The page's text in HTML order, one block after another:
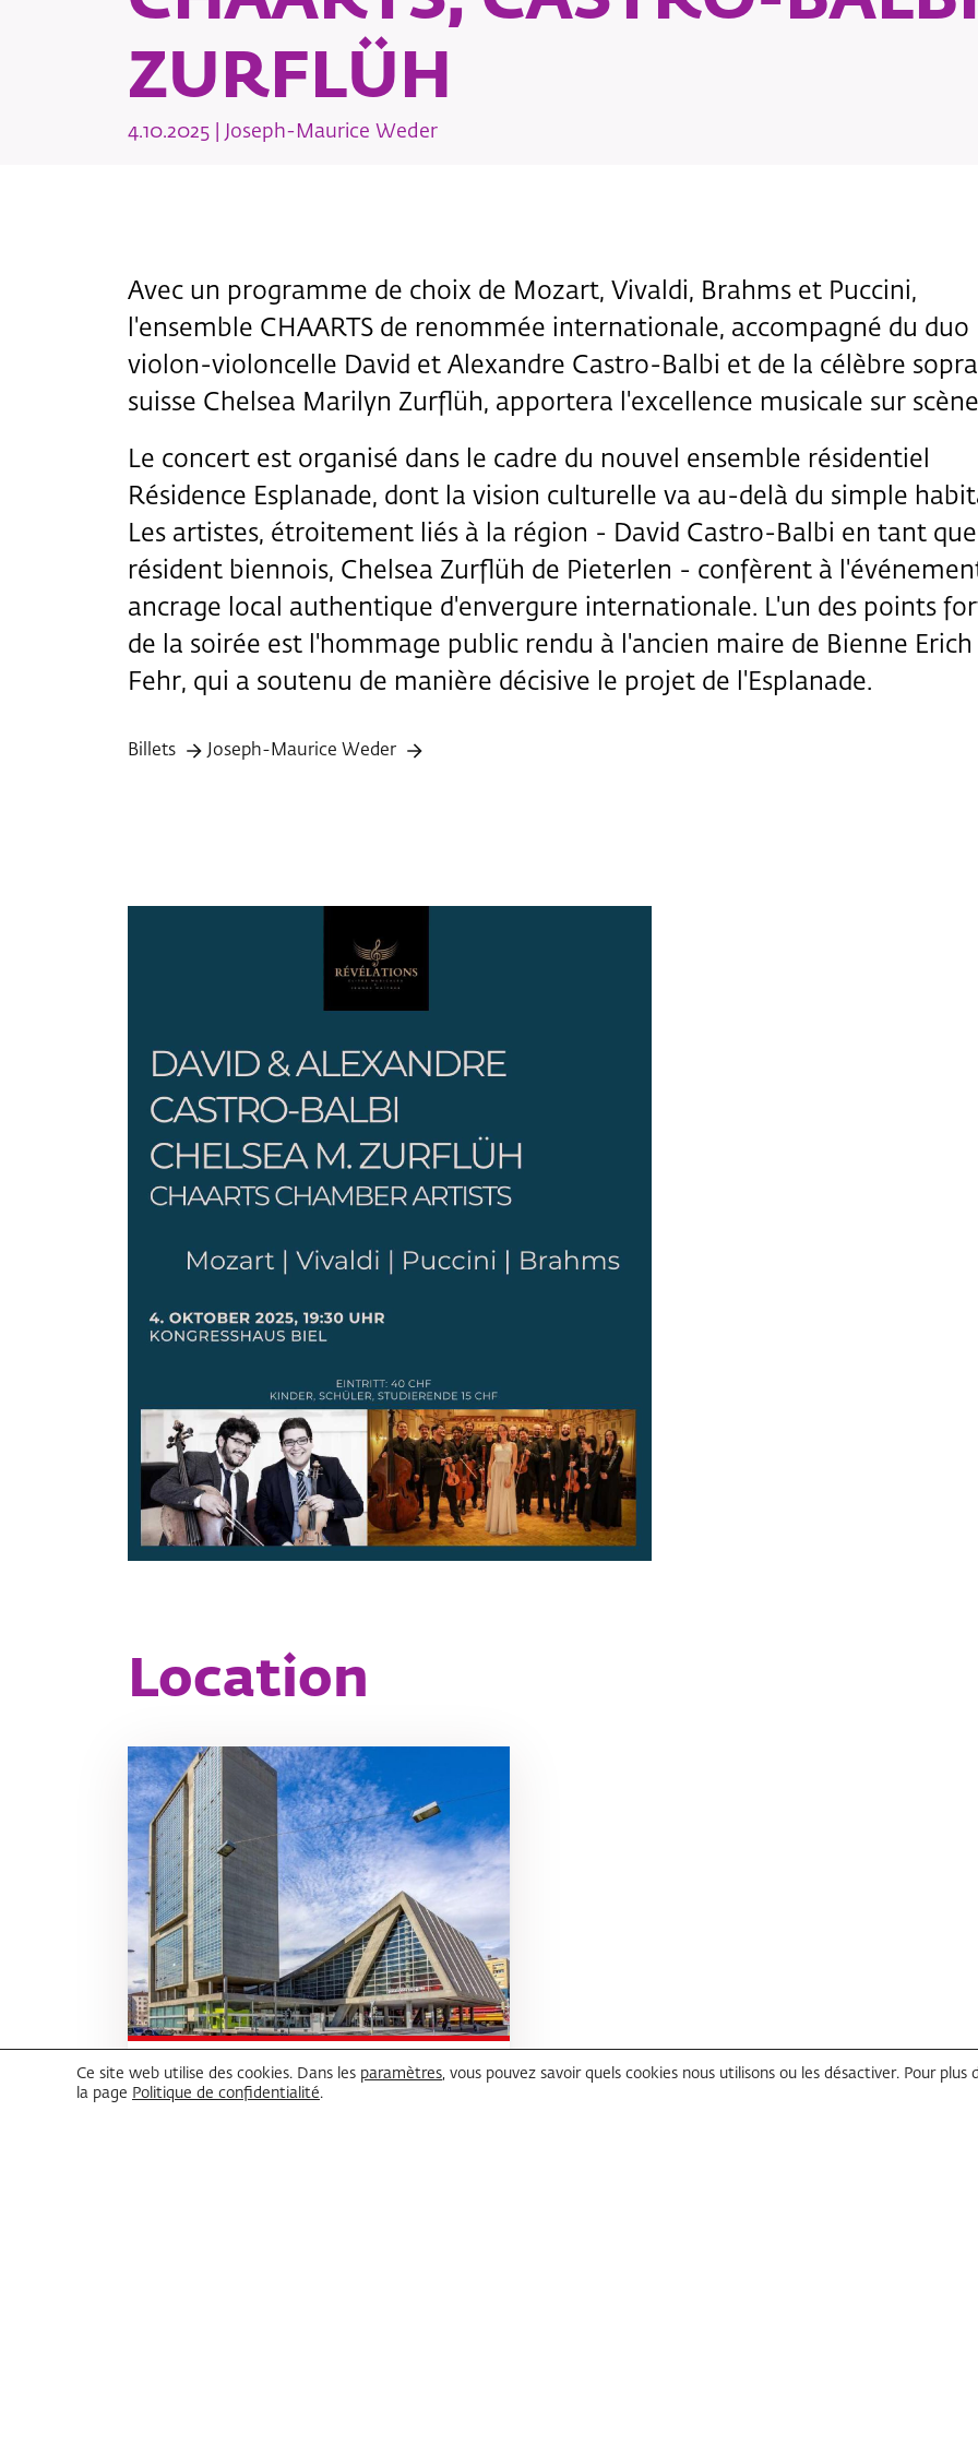
ZURFLÜH
4.10.2025 | Joseph-Maurice Weder
Avec un programme de choix de Mozart, Vivaldi, Brahms et Puccini,
l'ensemble CHAARTS de renommée internationale, accompagné du duo
violon-violoncelle David et Alexandre Castro-Balbi et de la célèbre
suisse Chelsea Marilyn Zurflüh, apportera l'excellence musicale sur
Le concert est organisé dans le cadre du nouvel ensemble résidentiel
Résidence Esplanade, dont la vision culturelle va au-delà du simple
Les artistes, étroitement liés à la région - David Castro-Balbi en tant que
résident biennois, Chelsea Zurflüh de Pieterlen - confèrent à
ancrage local authentique d'envergure internationale. L'un des points
de la soirée est l'hommage public rendu à l'ancien maire de Bienne Erich
Fehr, qui a soutenu de manière décisive le projet de l'Esplanade.
Billets Joseph-Maurice Weder
Location
Palais des Congrès
Ce site web utilise des cookies. Dans les paramètres, vous pouvez savoir quels cookies nous utilisons ou les désactiver. Pour
la page Politique de confidentialité.